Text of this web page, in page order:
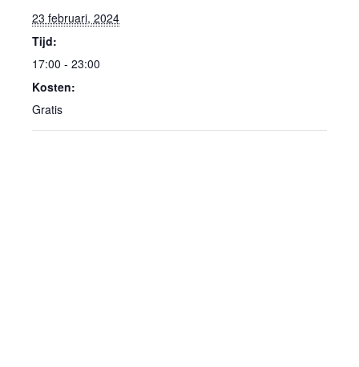
23 februari, 2024
Tijd:
17:00 - 23:00
Kosten:
Gratis